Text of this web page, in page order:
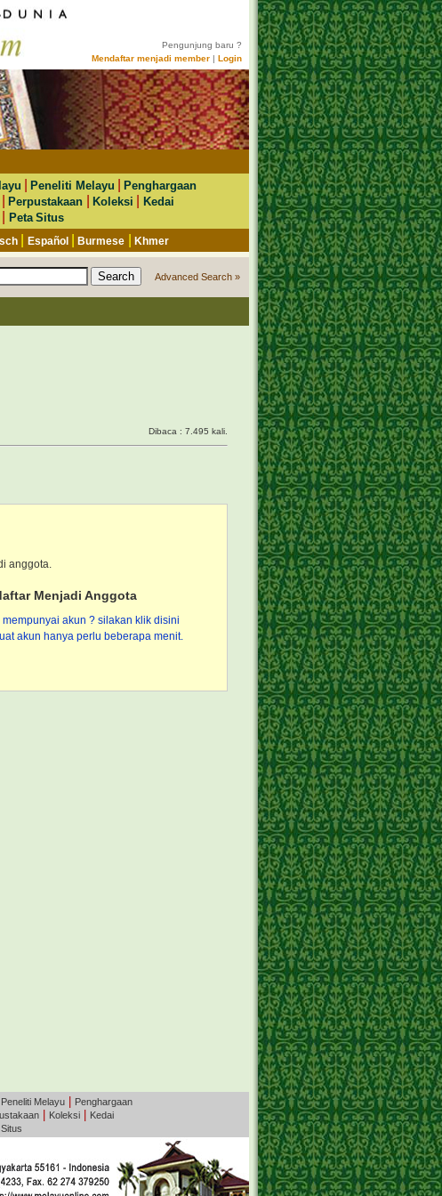
Pengunjung baru ?
Mendaftar menjadi member | Login
|Peneliti Melayu |Penghargaan
|Perpustakaan Koleksi
Kedai
Peta Situs
| Español|Burmese Khmer
Advanced Search »
Dibaca : 7.495 kali.
anggota.
Menjadi Anggota
mempunyai akun ? silakan klik disini
akun hanya perlu beberapa menit.
Peneliti Melayu
Penghargaan
Koleksi
Kedai